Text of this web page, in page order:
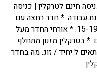
חינם לטרקלין | כניסה
עבודה. * חדר רחצה עם
אמבטיה או מקלחת. * ממוקם בקומות 15-19. * אורחי החדר מעל
* בטרקלין מזנון מתחלף
ל יחיד / זוג. מה בחדר